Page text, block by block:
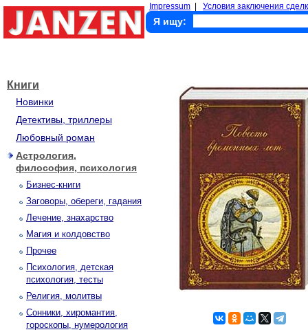
Impressum Условия заключения
Я ищу:
Книги
Новинки
Детективы, триллеры
Любовный роман
Астрология,
философия, психология
Бизнес-книги
Заговоры, обереги, гадания
Лечение, знахарство
Магия и колдовство
Прочее
Психология, детская
психология, тесты
Религия, молитвы
Сонники, хиромантия,
гороскопы, нумерология